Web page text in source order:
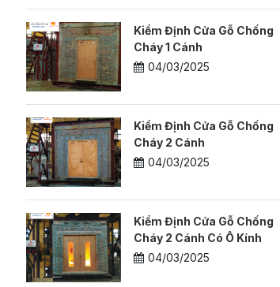
Kiểm Định Cửa Gỗ Chống
Cháy 1 Cánh
04/03/2025
Kiểm Định Cửa Gỗ Chống
Cháy 2 Cánh
04/03/2025
Kiểm Định Cửa Gỗ Chống
Cháy 2 Cánh Có Ô Kính
04/03/2025